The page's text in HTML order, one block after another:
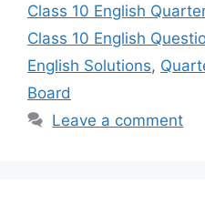
Class 10 English
Class 10 English
English Solutions,
Board
Leave a comment